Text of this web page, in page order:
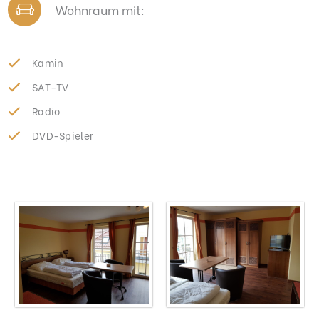
Wohnraum mit:
Kamin
SAT-TV
Radio
DVD-Spieler